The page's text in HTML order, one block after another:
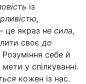
із
це якраз не сила,
своєдо
себе й
у спілкуванні.
кожен із нас.